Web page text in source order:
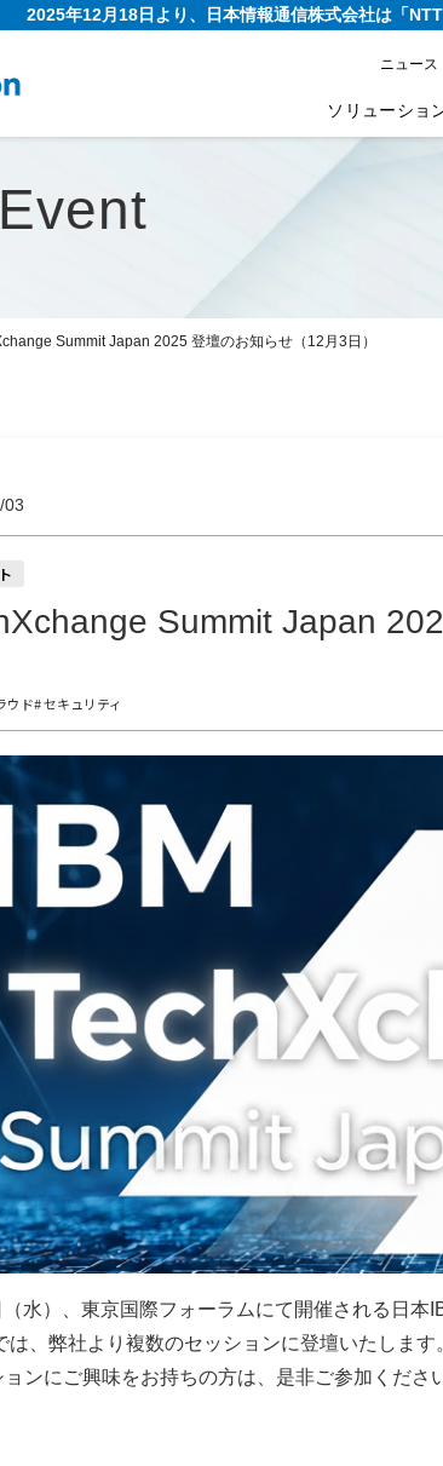
2025年12月18日より、日本情報通信株式会社は「
ニュース
ソリューショ
Summit Japan 2025 登壇のお知らせ（12月3日）
03
Summit Japan
ウド# セキュリティ
水）、東京国際フォーラムにて開催される日
は、弊社より複数のセッションに登壇いたします
ンにご興味をお持ちの方は、是非ご参加くださ